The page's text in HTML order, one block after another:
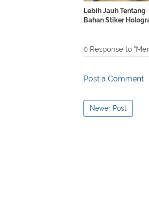
Lebih Jauh Tentang
Bahan Stiker
0 Response to
Post a Comment
Newer Post